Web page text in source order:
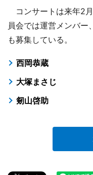
コンサートは来年2
員会では運営メンバー
も募集している。
西岡恭蔵
大塚まさじ
剱山啓助